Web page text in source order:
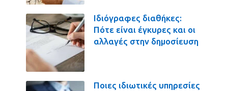
Ιδιόγραφες διαθήκες:
Πότε είναι έγκυρες και οι
αλλαγές στην δημοσίευση
Ποιες ιδιωτικές υπηρεσίες